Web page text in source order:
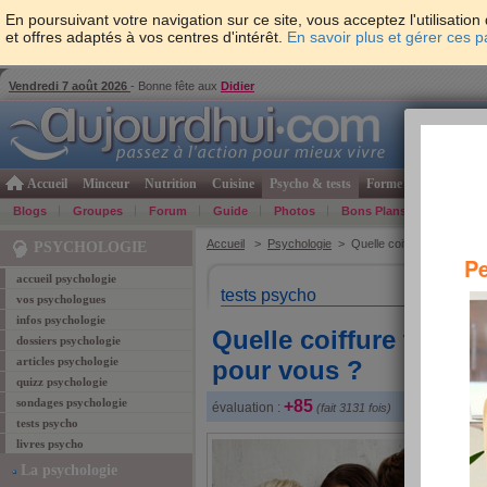
En poursuivant votre navigation sur ce site, vous acceptez
et offres adaptés à vos centres d'intérêt. En savoir plus et gérer ces
Vendredi 7 août 2026 - Bonne fête aux Didier
Accueil Minceur Nutrition Cuisine Psycho & tests Forme & santé
Blogs Groupes Forum Guide Photos Bons Plans
PSYCHOLOGIE
accueil psychologie
vos psychologues
infos psychologie
dossiers psychologie
articles psychologie
quizz psychologie
sondages psychologie
tests psycho
livres psycho
La psychologie
Accueil > Psychologie > Quelle coiffure tendance
tests psycho
Quelle coiffure
pour vous ?
évaluation : +85 (fait 3131 fois)